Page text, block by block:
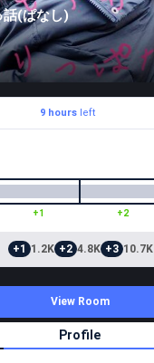
話(ぱなし)
9 hoursleft
+1 +2
+1 1.2K +2 4.8K +3 10.7K
View Room
Profile